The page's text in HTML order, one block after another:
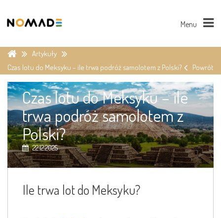
Menu
Artykuły
Czas lotu do Meksyku – ile trwa podróż samolotem z Polski?
Powrót
Czas lotu do Meksyku – ile
trwa podróż samolotem z
Polski?
22.12.2025
Ile trwa lot do Meksyku?